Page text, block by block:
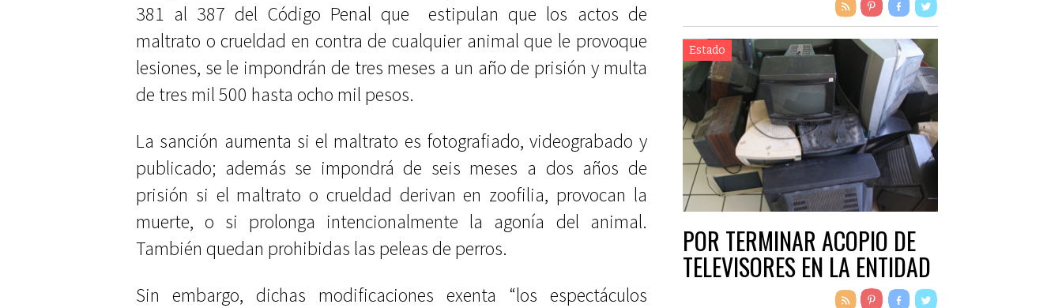
381 al 387 del Código Penal que estipulan que los actos de
maltrato o crueldad en contra de cualquier animal que le provoque
lesiones, se le impondrán de tres meses a un año de prisión y multa
de tres mil 500 hasta ocho mil pesos.
La sanción aumenta si el maltrato es fotografiado, videograbado y
publicado; además se impondrá de seis meses a dos años de
prisión si el maltrato o crueldad derivan en zoofilia, provocan la
muerte, o si prolonga intencionalmente la agonía del animal.
También quedan prohibidas las peleas de perros.
Sin embargo, dichas modificaciones exenta “los espectáculos
Estado
POR TERMINAR ACOPIO DE
TELEVISORES EN LA ENTIDAD